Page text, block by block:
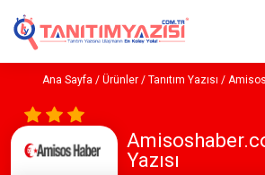
Ana Sayfa / Ürünler / Tanıtım Yazısı /
Yazısı